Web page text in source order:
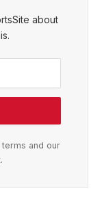
about
and our